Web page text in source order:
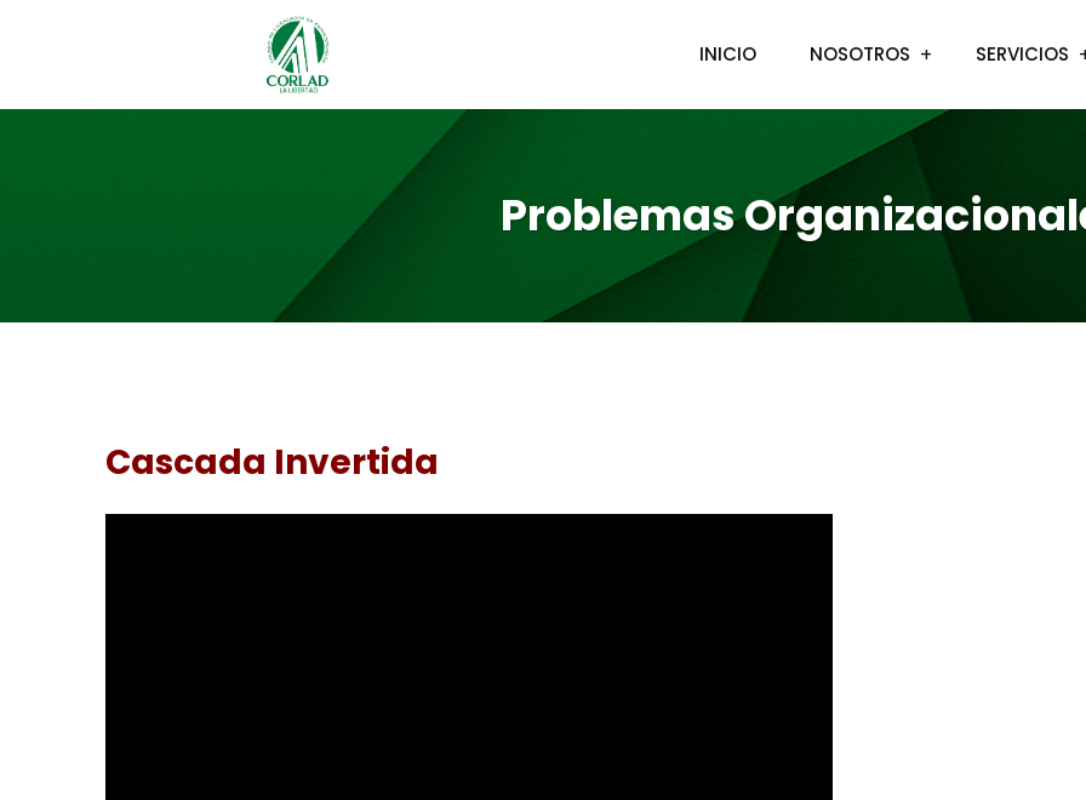
INICIO NOSOTROS SERVICIOS
Problemas
Cascada Invertida